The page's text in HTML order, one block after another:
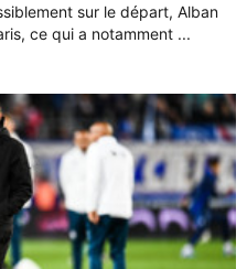
sur le départ, Alban
ce qui a notamment ...